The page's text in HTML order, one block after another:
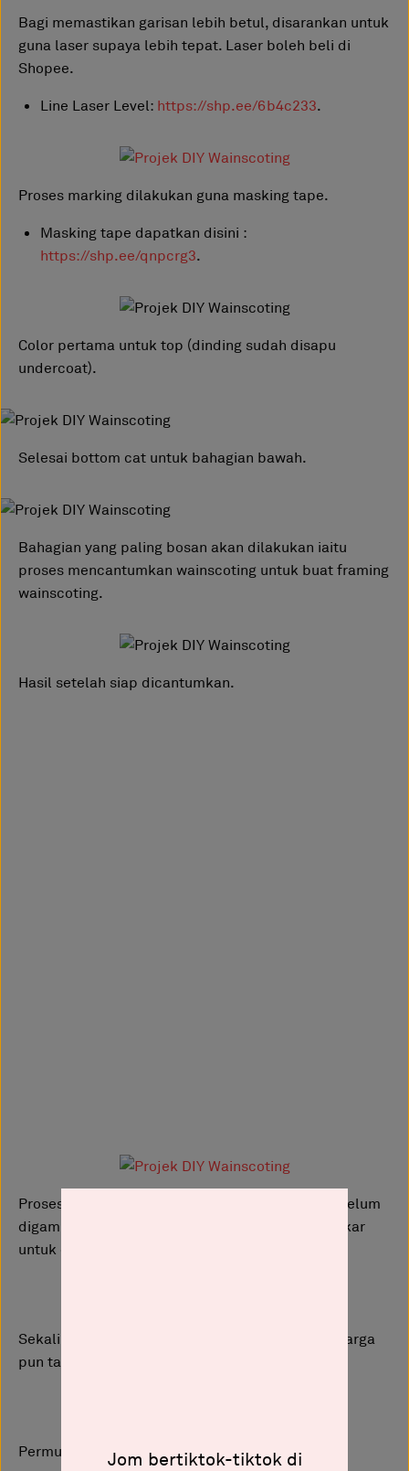
Bagi memastikan garisan lebih betul, disarankan untuk
guna laser supaya lebih tepat. Laser boleh beli di
Shopee.
Line Laser Level: https://shp.ee/6b4c233.
Proses marking dilakukan guna masking tape.
Masking tape dapatkan disini :
https://shp.ee/qnpcrg3.
Color pertama untuk top (dinding sudah disapu
undercoat).
Selesai bottom cat untuk bahagian bawah.
Bahagian yang paling bosan akan dilakukan iaitu
proses mencantumkan wainscoting untuk buat framing
wainscoting.
Hasil setelah siap dicantumkan.
Proses ini agak tricky. Pastikan susun dahulu sebelum
digam supaya kiraan jarak betul. Kalau tidak, sukar
untuk dicabut setelah digam.
Sekali lagi penggunaan laser amat membantu. Harga
pun tak la mahal mana. Tapi amat berguna.
Permulaan yang agak perlahan.
Jom bertiktok-tiktok di